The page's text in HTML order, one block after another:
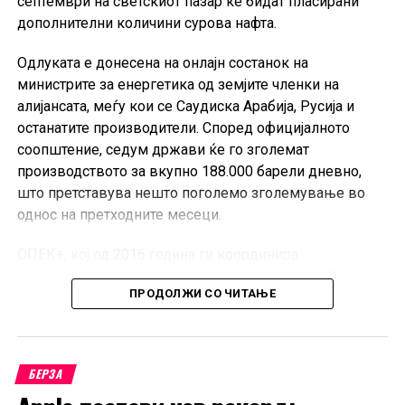
дополнителни количини сурова нафта.
Одлуката е донесена на онлајн состанок на
министрите за енергетика од земјите членки на
алијансата, меѓу кои се Саудиска Арабија, Русија и
останатите производители. Според официјалното
соопштение, седум држави ќе го зголемат
производството за вкупно 188.000 барели дневно,
што претставува нешто поголемо зголемување во
однос на претходните месеци.
производствените политики на членките на ОПЕК и
партнерските земји предводени од Русија, има клучна
стабилизирањето на цените на нафтата.
Новата одлука доаѓа во период на зголемена
ПРОДОЛЖИ СО ЧИТАЊЕ
БЕРЗА